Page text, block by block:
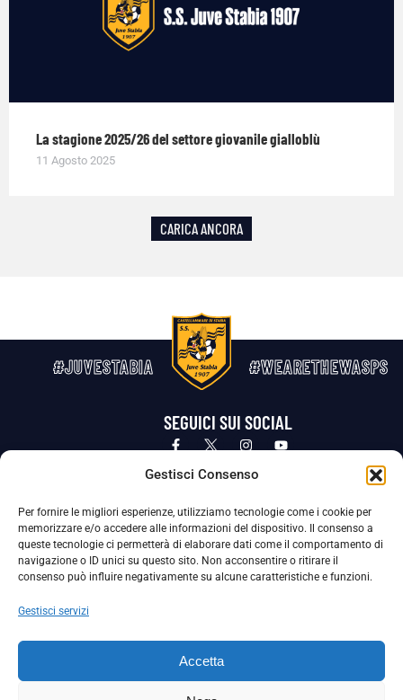
Gestisci Consenso
Per fornire le migliori esperienze, utilizziamo tecnologie come i cookie per
memorizzare e/o accedere alle informazioni del dispositivo. Il consenso a
queste tecnologie ci permetterà di elaborare dati come il comportamento di
navigazione o ID unici su questo sito. Non acconsentire o ritirare il
consenso può influire negativamente su alcune caratteristiche e funzioni.
Gestisci servizi
Accetta
La stagione 2025/26 del settore giovanile gialloblù
11 Agosto 2025
CARICA ANCORA
#JUVESTABIA #WEARETHEWASPS
SEGUICI SUI SOCIAL
Privacy Policy Cookie Policy
La Società ha nominato il Responsabile della Protezione dei Dati Personali (DPO), figura specializzata che vigila sulle modalità
adottate dalla nostra Società per tutelare i Suoi dati personali.
Per contattare il DPO può scrivere a